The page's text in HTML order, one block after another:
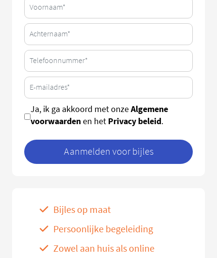
Ja, ik ga akkoord met onzeAlgemene
voorwaardenen het Privacy beleid.
Aanmelden voor bijles
Bijles op maat
Persoonlijke begeleiding
Zowel aan huis als online